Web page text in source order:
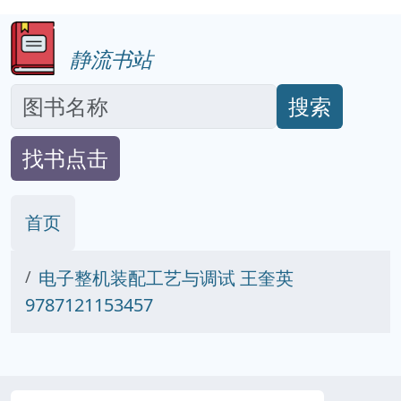
静流书站
搜索
找书点击
首页
电子整机装配工艺与调试 王奎英
9787121153457